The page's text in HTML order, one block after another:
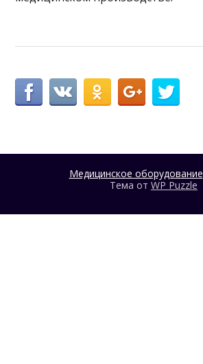
Медицинское оборудование
Тема от WP Puzzle